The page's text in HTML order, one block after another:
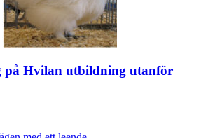
på Hvilan utbildning utanför